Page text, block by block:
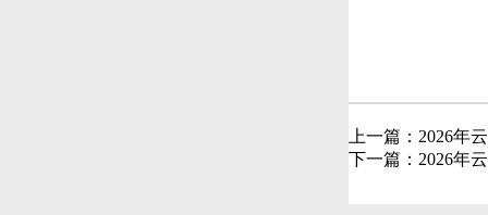
上一篇： 2026年
下一篇： 2026年